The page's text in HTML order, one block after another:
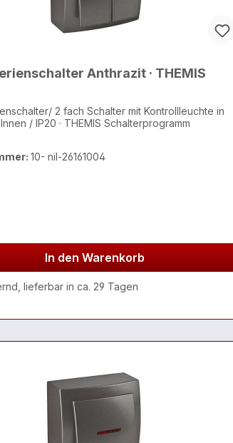
Anthrazit · THEMIS
2 fach Schalter mit Kontrollleuchte in
/ IP20 · THEMIS Schalterprogramm
10- nil-26161004
In den Warenkorb
lieferbar in ca. 29 Tagen